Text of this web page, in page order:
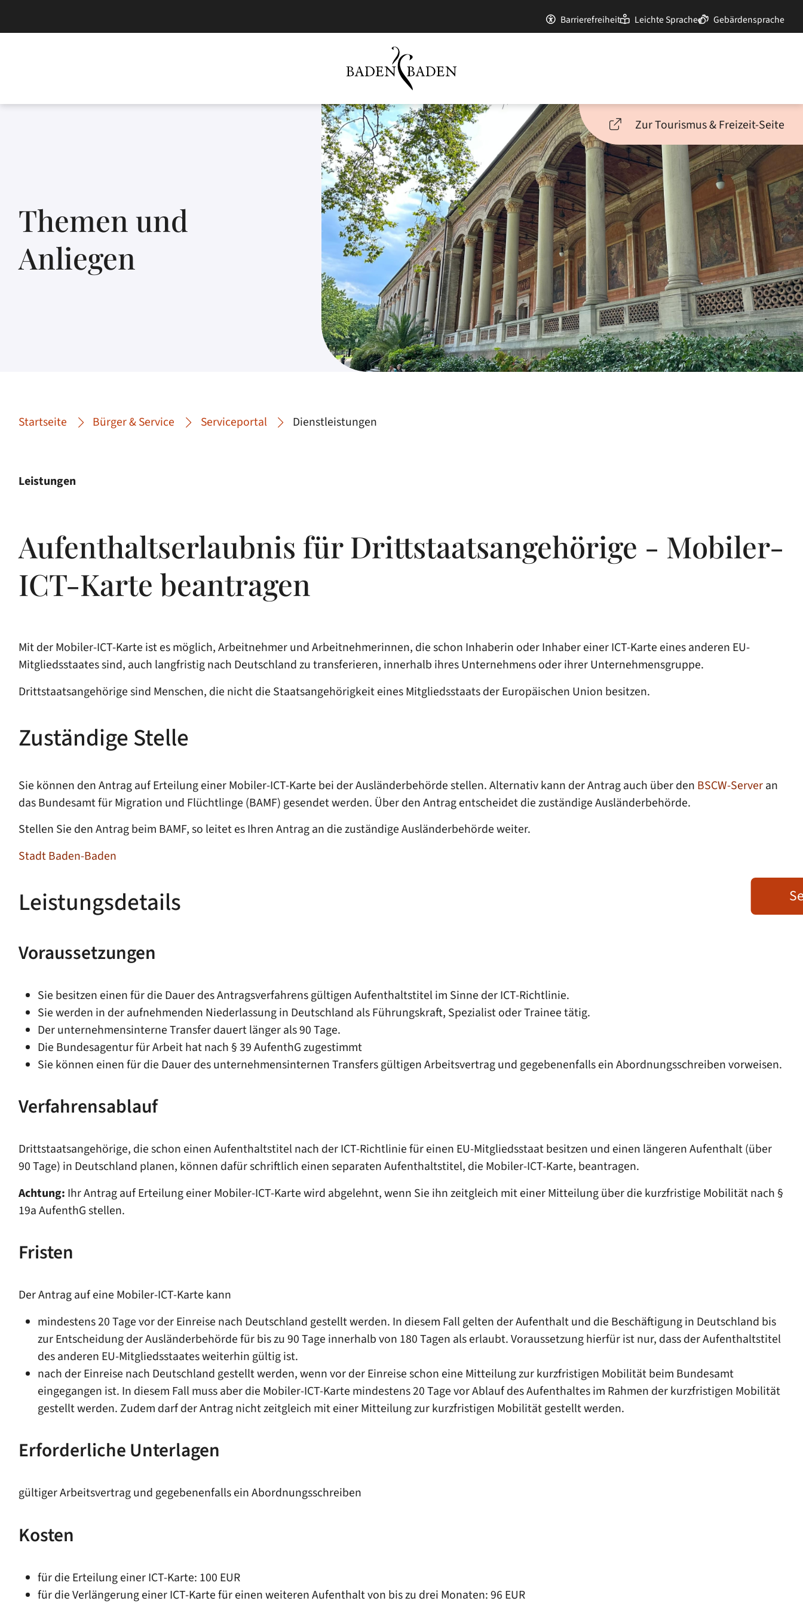
Barrierefreiheit Leichte Sprache Gebärdensprache
Zur Tourismus & Freizeit-Seite
Themen und
Anliegen
Startseite Bürger & Service Serviceportal Dienstleistungen
Leistungen
Aufenthaltserlaubnis für Drittstaatsangehörige - Mobiler-
ICT-Karte beantragen
Mit der Mobiler-ICT-Karte ist es möglich, Arbeitnehmer und Arbeitnehmerinnen, die schon Inhaberin oder Inhaber einer ICT-Karte eines anderen EU-
Mitgliedsstaates sind, auch langfristig nach Deutschland zu transferieren, innerhalb ihres Unternehmens oder ihrer Unternehmensgruppe.
Drittstaatsangehörige sind Menschen, die nicht die Staatsangehörigkeit eines Mitgliedsstaats der Europäischen Union besitzen.
Zuständige Stelle
Sie können den Antrag auf Erteilung einer Mobiler-ICT-Karte bei der Ausländerbehörde stellen.Alternativ kann der Antrag auch über den BSCW-Serveran
das Bundesamt für Migration und Flüchtlinge (BAMF) gesendet werden. Über den Antrag entscheidet die zuständige Ausländerbehörde.
Stellen Sie den Antrag beim BAMF, so leitet es Ihren Antrag an die zuständige Ausländerbehörde weiter.
Stadt Baden-Baden
Leistungsdetails
Voraussetzungen
Sie besitzen einen für die Dauer des Antragsverfahrens gültigen Aufenthaltstitel im Sinne der ICT-Richtlinie.
Sie werden in der aufnehmenden Niederlassung in Deutschland als Führungskraft, Spezialist oder Trainee tätig.
Der unternehmensinterne Transfer dauert länger als 90 Tage.
Die Bundesagentur für Arbeit hat nach § 39 AufenthG zugestimmt
Sie können einen für die Dauer des unternehmensinternen Transfers gültigen Arbeitsvertrag und gegebenenfalls ein Abordnungsschreiben vorweisen.
Verfahrensablauf
Drittstaatsangehörige, die schon einen Aufenthaltstitel nach der ICT-Richtlinie für einen EU-Mitgliedsstaat besitzen und einen längeren Aufenthalt (über
90 Tage) in Deutschland planen, können dafür schriftlich einen separaten Aufenthaltstitel, die Mobiler-ICT-Karte, beantragen.
Achtung: Ihr Antrag auf Erteilung einer Mobiler-ICT-Karte wird abgelehnt, wenn Sie ihn zeitgleich mit einer Mitteilung über die kurzfristige Mobilität nach §
19a AufenthG stellen.
Fristen
Der Antrag auf eine Mobiler-ICT-Karte kann
mindestens 20 Tage vor der Einreise nach Deutschland gestellt werden. In diesem Fall gelten der Aufenthalt und die Beschäftigung in Deutschland bis
zur Entscheidung der Ausländerbehörde für bis zu 90 Tage innerhalb von 180 Tagen als erlaubt. Voraussetzung hierfür ist nur, dass der Aufenthaltstitel
des anderen EU-Mitgliedsstaates weiterhin gültig ist.
nach der Einreise nach Deutschland gestellt werden, wenn vor der Einreise schon eine Mitteilung zur kurzfristigen Mobilität beim Bundesamt
eingegangen ist. In diesem Fall muss aber die Mobiler-ICT-Karte mindestens 20 Tage vor Ablauf des Aufenthaltes im Rahmen der kurzfristigen Mobilität
gestellt werden. Zudem darf der Antrag nicht zeitgleich mit einer Mitteilung zur kurzfristigen Mobilität gestellt werden.
Erforderliche Unterlagen
gültiger Arbeitsvertrag und gegebenenfalls ein Abordnungsschreiben
Kosten
für die Erteilung einer ICT-Karte: 100 EUR
für die Verlängerung einer ICT-Karte für einen weiteren Aufenthalt von bis zu drei Monaten: 96 EUR